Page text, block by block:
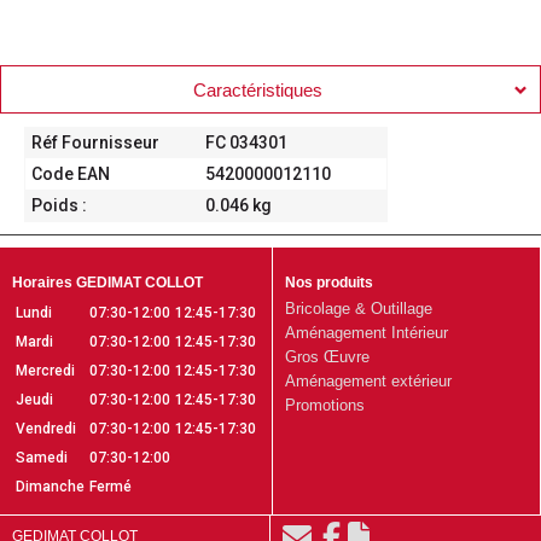
Caractéristiques
Réf Fournisseur
FC 034301
Code EAN
5420000012110
Poids :
0.046 kg
Horaires GEDIMAT COLLOT
Lundi
07:30-12:00 12:45-17:30
Mardi
07:30-12:00 12:45-17:30
Mercredi
07:30-12:00 12:45-17:30
Jeudi
07:30-12:00 12:45-17:30
Vendredi
07:30-12:00 12:45-17:30
Samedi
07:30-12:00
Dimanche Fermé
Nos produits
Bricolage & Outillage
Aménagement Intérieur
Gros Œuvre
Aménagement extérieur
Promotions
GEDIMAT COLLOT